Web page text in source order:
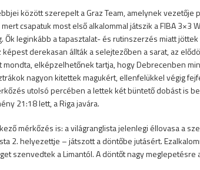
között szerepelt a Graz Team, amelynek vezetője
csapatuk most első alkalommal játszik a FIBA 3×3
Ők leginkább a tapasztalat- és rutinszerzés miatt
derekasan állták a selejtezőben a sarat, az
mondta, elképzelhetőnek tartja, hogy Debrecenben
nagyon kitettek magukért, ellenfelükkel végig
utolsó percében a lettek két büntető dobást is
21:18 lett, a Riga javára.
mérkőzés is: a világranglista jelenlegi éllovasa a
2. helyezettje – játszott a döntőbe jutásért.
szenvedtek a Limantól. A döntőt nagy meglepetésre